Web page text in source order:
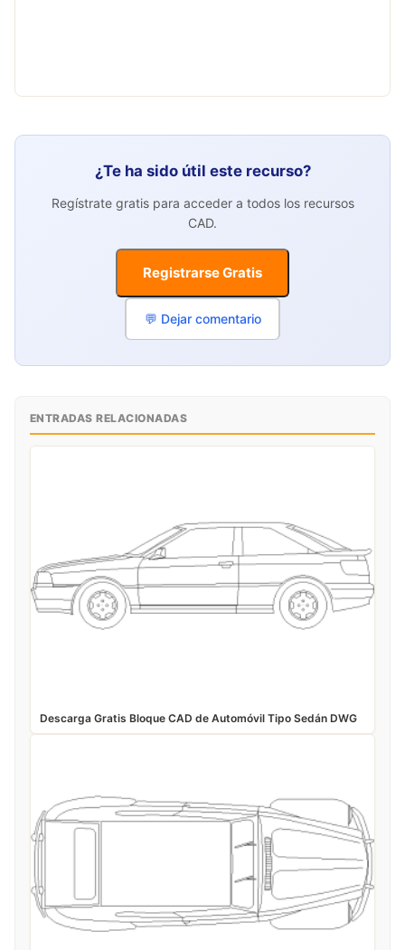
¿Te ha sido útil este recurso?
Regístrate gratis para acceder a todos los recursos
CAD.
Registrarse Gratis
💬 Dejar comentario
ENTRADAS RELACIONADAS
Descarga Gratis Bloque CAD de Automóvil Tipo Sedán DWG